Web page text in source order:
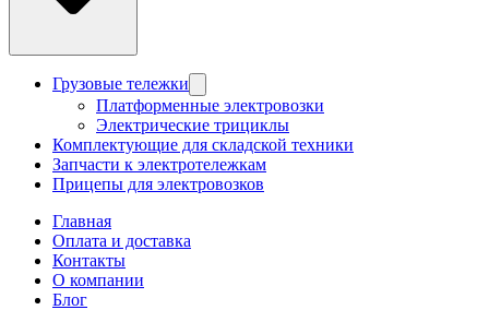
Грузовые тележки
Платформенные электровозки
Электрические трициклы
Комплектующие для складской техники
Запчасти к электротележкам
Прицепы для электровозков
Главная
Оплата и доставка
Контакты
О компании
Блог